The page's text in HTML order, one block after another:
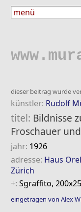
dieser beitrag wurde
künstler: Rudolf
titel: Bildnisse
Froschauer
jahr: 1926
adresse: Haus
Zürich
+:Sgraffito,
eingetragen von Alex